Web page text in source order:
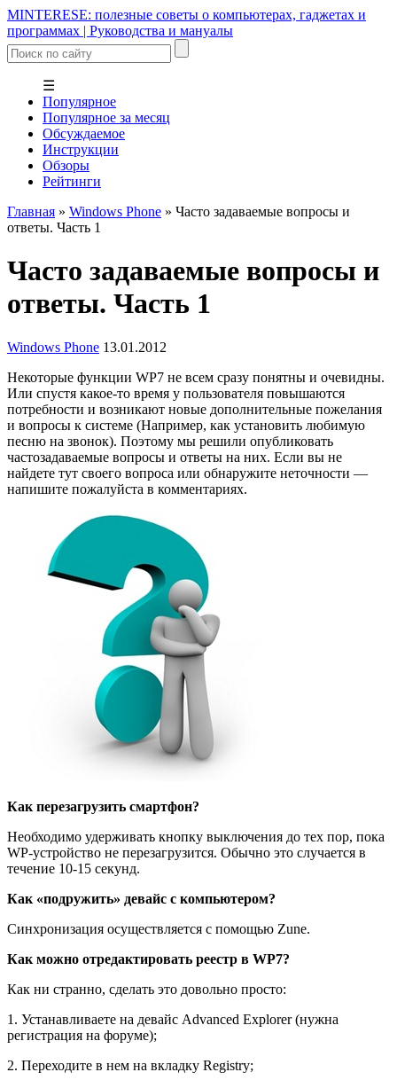
MINTERESE: полезные советы о компьютерах, гаджетах и
программах | Руководства и мануалы
☰
Популярное
Популярное за месяц
Обсуждаемое
Инструкции
Обзоры
Рейтинги
Главная » Windows Phone » Часто задаваемые вопросы и
ответы. Часть 1
Часто задаваемые вопросы и
ответы. Часть 1
Windows Phone 13.01.2012
Некоторые функции WP7 не всем сразу понятны и очевидны.
Или спустя какое-то время у пользователя повышаются
потребности и возникают новые дополнительные пожелания
и вопросы к системе (Например, как установить любимую
песню на звонок). Поэтому мы решили опубликовать
частозадаваемые вопросы и ответы на них. Если вы не
найдете тут своего вопроса или обнаружите неточности —
напишите пожалуйста в комментариях.
Как перезагрузить смартфон?
Необходимо удерживать кнопку выключения до тех пор, пока
WP-устройство не перезагрузится. Обычно это случается в
течение 10-15 секунд.
Как «подружить» девайс с компьютером?
Синхронизация осуществляется с помощью Zune.
Как можно отредактировать реестр в WP7?
Как ни странно, сделать это довольно просто:
1. Устанавливаете на девайс Advanced Explorer (нужна
регистрация на форуме);
2. Переходите в нем на вкладку Registry;